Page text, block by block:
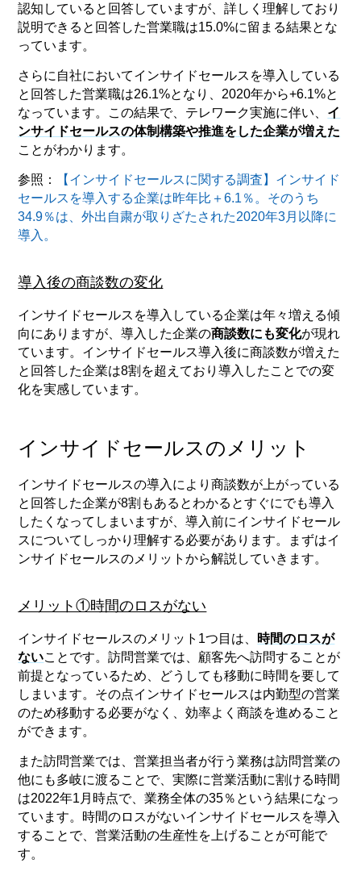
認知していると回答していますが、詳しく理解しており
説明できると回答した営業職は15.0%に留まる結果とな
っています。
さらに自社においてインサイドセールスを導入している
と回答した営業職は26.1%となり、2020年から+6.1%と
なっています。この結果で、テレワーク実施に伴い、 イ
ンサイドセールスの体制構築や推進をした企業が増えた
ことがわかります。
参照：
【インサイドセールスに関する調査】インサイド
セールスを導入する企業は昨年比＋6.1％。そのうち
34.9％は、外出自粛が取りざたされた2020年3月以降に
導入。
導入後の商談数の変化
インサイドセールスを導入している企業は年々増える傾
向にありますが、導入した企業の商談数にも変化が現れ
ています。インサイドセールス導入後に商談数が増えた
と回答した企業は8割を超えており導入したことでの変
化を実感しています。
インサイドセールスのメリット
インサイドセールスの導入により商談数が上がっている
と回答した企業が8割もあるとわかるとすぐにでも導入
したくなってしまいますが、導入前にインサイドセール
スについてしっかり理解する必要があります。まずはイ
ンサイドセールスのメリットから解説していきます。
メリット①時間のロスがない
インサイドセールスのメリット1つ目は、 時間のロスが
ないことです。訪問営業では、顧客先へ訪問することが
前提となっているため、どうしても移動に時間を要して
しまいます。その点インサイドセールスは内勤型の営業
のため移動する必要がなく、効率よく商談を進めること
ができます。
また訪問営業では、営業担当者が行う業務は訪問営業の
他にも多岐に渡ることで、実際に営業活動に割ける時間
は2022年1月時点で、業務全体の35％という結果になっ
ています。時間のロスがないインサイドセールスを導入
することで、営業活動の生産性を上げることが可能で
す。